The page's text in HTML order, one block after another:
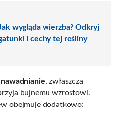
wygląda wierzba? Odkryj
i cechy tej rośliny
, zwłaszcza
bujnemu wzrostowi.
obejmuje dodatkowo: